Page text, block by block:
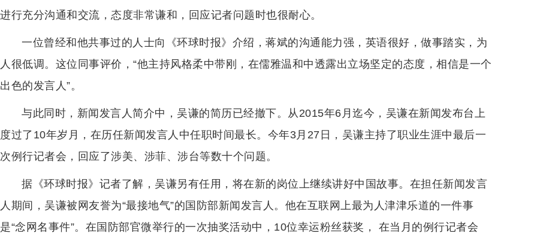
进行充分沟通和交流，态度非常谦和，回应记者问题时也很耐心。
一位曾经和他共事过的人士向《环球时报》介绍，蒋斌的沟通能力强，英语很好，做事踏实，为
人很低调。这位同事评价，“他主持风格柔中带刚，在儒雅温和中透露出立场坚定的态度，相信是一个
出色的发言人”。
与此同时，新闻发言人简介中，吴谦的简历已经撤下。从2015年6月迄今，吴谦在新闻发布台上
度过了10年岁月，在历任新闻发言人中任职时间最长。今年3月27日，吴谦主持了职业生涯中最后一
次例行记者会，回应了涉美、涉菲、涉台等数十个问题。
据《环球时报》记者了解，吴谦另有任用，将在新的岗位上继续讲好中国故事。在担任新闻发言
人期间，吴谦被网友誉为“最接地气”的国防部新闻发言人。他在互联网上最为人津津乐道的一件事
是“念网名事件”。在国防部官微举行的一次抽奖活动中，10位幸运粉丝获奖， 在当月的例行记者会